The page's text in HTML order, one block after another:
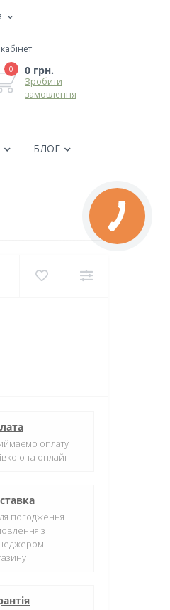
0 0 грн.
Зробити
замовлення
БЛОГ
оплату
та онлайн
погодження
з